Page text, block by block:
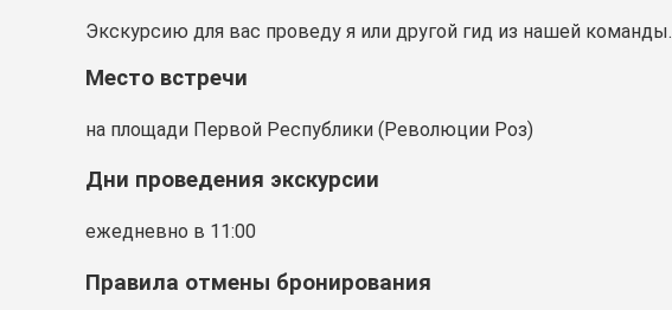
Экскурсию для вас проведу я или другой гид из нашей команды.
Место встречи
на площади Первой Республики (Революции Роз)
Дни проведения экскурсии
ежедневно в 11:00
Правила отмены бронирования